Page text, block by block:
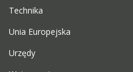
Technika
Unia Europejska
Urzędy